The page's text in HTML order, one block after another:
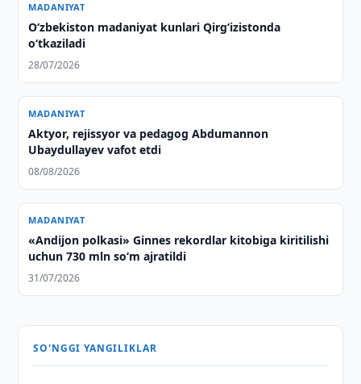
MADANIYAT
O‘zbekiston madaniyat kunlari Qirg‘izistonda
o‘tkaziladi
28/07/2026
MADANIYAT
Aktyor, rejissyor va pedagog Abdumannon
Ubaydullayev vafot etdi
08/08/2026
MADANIYAT
«Andijon polkasi» Ginnes rekordlar kitobiga kiritilishi
uchun 730 mln so‘m ajratildi
31/07/2026
SO'NGGI YANGILIKLAR